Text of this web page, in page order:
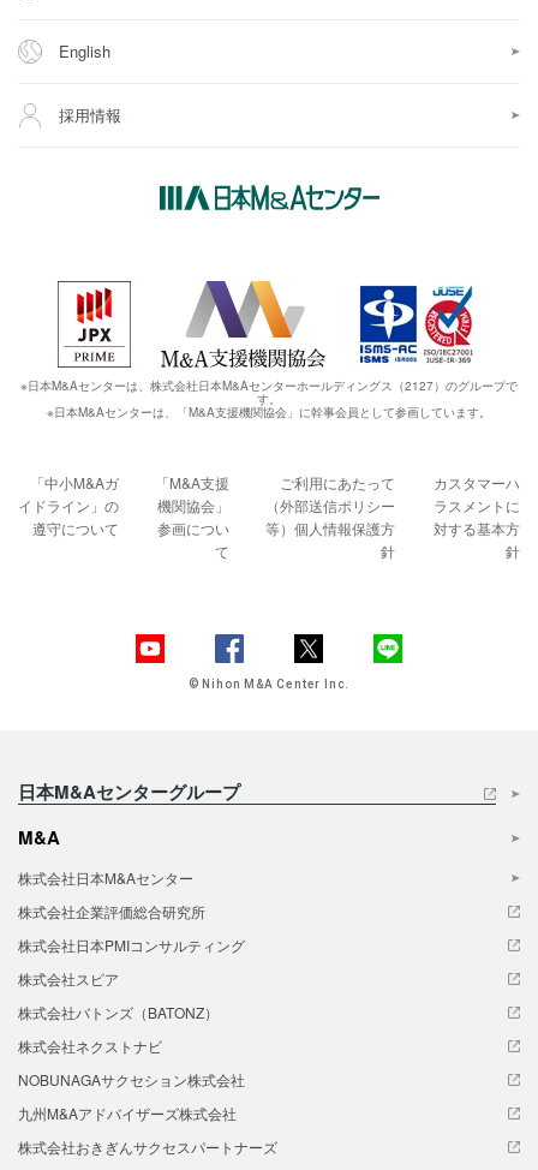
English
採用情報
※日本M&Aセンターは、株式会社日本M&Aセンターホールディングス（2127）のグループで
す。
※日本M&Aセンターは、「M&A支援機関協会」に幹事会員として参画しています。
「中小M&Aガ
イドライン」の
遵守について
「M&A支援
機関協会」
参画につい
て
ご利用にあたって
（外部送信ポリシー
等）個人情報保護方
針
カスタマーハ
ラスメントに
対する基本方
針
© Nihon M&A Center Inc.
日本M&Aセンターグループ
M&A
株式会社日本M&Aセンター
株式会社企業評価総合研究所
株式会社日本PMIコンサルティング
株式会社スピア
株式会社バトンズ（BATONZ）
株式会社ネクストナビ
NOBUNAGAサクセション株式会社
九州M&Aアドバイザーズ株式会社
株式会社おきぎんサクセスパートナーズ